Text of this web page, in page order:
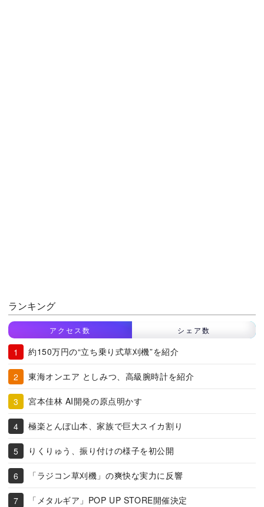
ランキング
アクセス数 シェア数
約150万円の“立ち乗り式草刈機”を紹介
東海オンエア としみつ、高級腕時計を紹介
宮本佳林 AI開発の原点明かす
極楽とんぼ山本、家族で巨大スイカ割り
りくりゅう、振り付けの様子を初公開
「ラジコン草刈機」の爽快な実力に反響
「メタルギア」POP UP STORE開催決定